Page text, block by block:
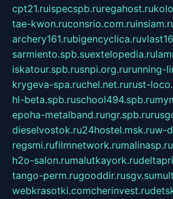
cpt21.ruispecspb.ruregahost.ru
tae-kwon.ruconsrio.com.ru
archery161.rubigencyclica.ru
sarmiento.spb.suextelopedia.ru
iskatour.spb.rusnpi.org.rurunning-
krygeva-spa.ruchel.net.rurust-
hl-beta.spb.ruschool494.spb.ru
epoha-metalband.rungr.spb.ru
dieselvostok.ru24hostel.msk.ruw-
regsmi.rufilmnetwork.rumalinasp.ru
h2o-salon.rumalutkayork.ru
tango-perm.rugooddir.rusgv.su
webkrasotki.comcherinvest.ru